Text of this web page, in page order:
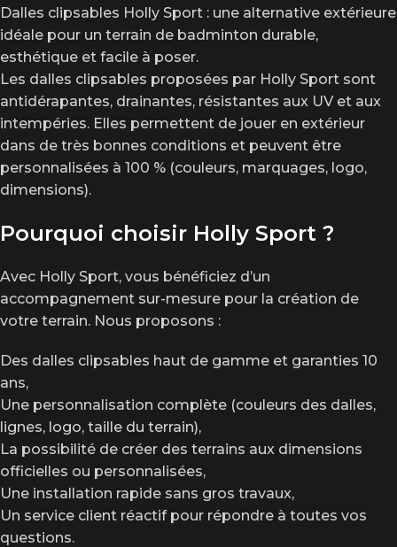
Dalles clipsables Holly Sport : une alternative extérieure
idéale pour un terrain de badminton durable,
esthétique et facile à poser.
Les dalles clipsables proposées par Holly Sport sont
antidérapantes, drainantes, résistantes aux UV et aux
intempéries. Elles permettent de jouer en extérieur
dans de très bonnes conditions et peuvent être
personnalisées à 100 % (couleurs, marquages, logo,
dimensions).
Pourquoi choisir Holly Sport ?
Avec Holly Sport, vous bénéficiez d’un
accompagnement sur-mesure pour la création de
votre terrain. Nous proposons :
Des dalles clipsables haut de gamme et garanties 10
ans,
Une personnalisation complète (couleurs des dalles,
lignes, logo, taille du terrain),
La possibilité de créer des terrains aux dimensions
officielles ou personnalisées,
Une installation rapide sans gros travaux,
Un service client réactif pour répondre à toutes vos
questions.